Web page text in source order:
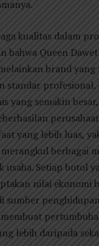
kualitas dalam
bahwa Queen
brand yang
standar profesional.
yang semakin
yang lebih luas,
berbagai
usaha. Setiap botol
nilai ekonomi
sumber
lebih daripada